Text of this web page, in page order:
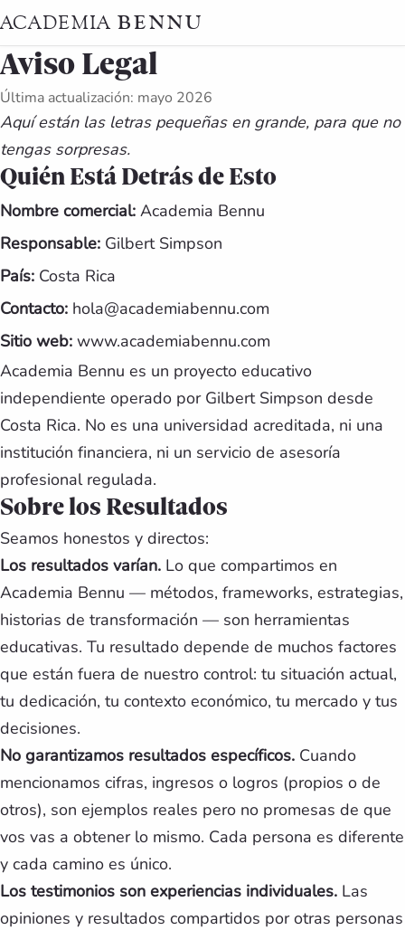
ACADEMIA BENNU
Aviso Legal
Última actualización: mayo 2026
Aquí están las letras pequeñas en grande, para que no
tengas sorpresas.
Quién Está Detrás de Esto
Nombre comercial: Academia Bennu
Responsable: Gilbert Simpson
País: Costa Rica
Contacto: hola@academiabennu.com
Sitio web: www.academiabennu.com
Academia Bennu es un proyecto educativo
independiente operado por Gilbert Simpson desde
Costa Rica. No es una universidad acreditada, ni una
institución financiera, ni un servicio de asesoría
profesional regulada.
Sobre los Resultados
Seamos honestos y directos:
Los resultados varían. Lo que compartimos en
Academia Bennu — métodos, frameworks, estrategias,
historias de transformación — son herramientas
educativas. Tu resultado depende de muchos factores
que están fuera de nuestro control: tu situación actual,
tu dedicación, tu contexto económico, tu mercado y tus
decisiones.
No garantizamos resultados específicos. Cuando
mencionamos cifras, ingresos o logros (propios o de
otros), son ejemplos reales pero no promesas de que
vos vas a obtener lo mismo. Cada persona es diferente
y cada camino es único.
Los testimonios son experiencias individuales. Las
opiniones y resultados compartidos por otras personas